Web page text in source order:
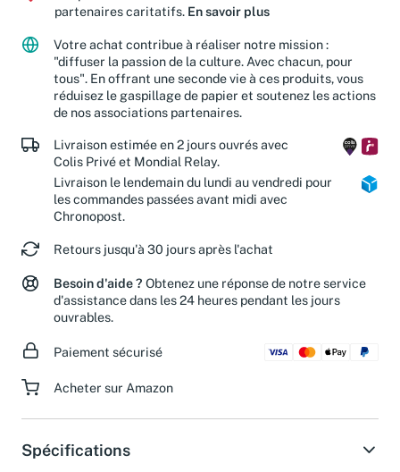
Jusqu'à 15 % de vos achats sont reversés à nos
partenaires caritatifs.
En savoir plus
Votre achat contribue à réaliser notre mission :
"diffuser la passion de la culture. Avec chacun, pour
tous". En offrant une seconde vie à ces produits, vous
réduisez le gaspillage de papier et soutenez les actions
de nos associations partenaires.
Livraison estimée en 2 jours ouvrés avec
Colis Privé et Mondial Relay.
Livraison le lendemain du lundi au vendredi pour
les commandes passées avant midi avec
Retours jusqu'à 30 jours après l'achat
Besoin d'aide ?Obtenez une réponse de notre service
d'assistance dans les 24 heures pendant les jours
Spécifications